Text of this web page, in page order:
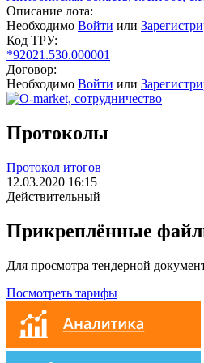
Описание лота:
Необходимо Войти или
Код ТРУ:
*92021.530.000001
Договор:
Необходимо Войти или
Протоколы
Протокол итогов
12.03.2020 16:15
Действительный
Прикреплённые
Для просмотра тендерной
Посмотреть тарифы